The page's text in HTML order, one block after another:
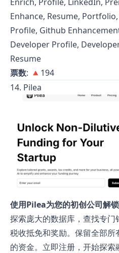
Enhance, Resume,
Profile, Github
Developer Profile,
Resume
票数: 🔺194
14. Pilea
使用Pilea为您的初创公司解锁
探索庞大的数据库，查找专门
税收抵免和奖励。保留全部
的资金。立即注册，开始探索